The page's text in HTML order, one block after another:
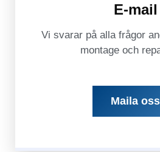
E-mail
Vi svarar på alla frågor
montage och
Maila oss